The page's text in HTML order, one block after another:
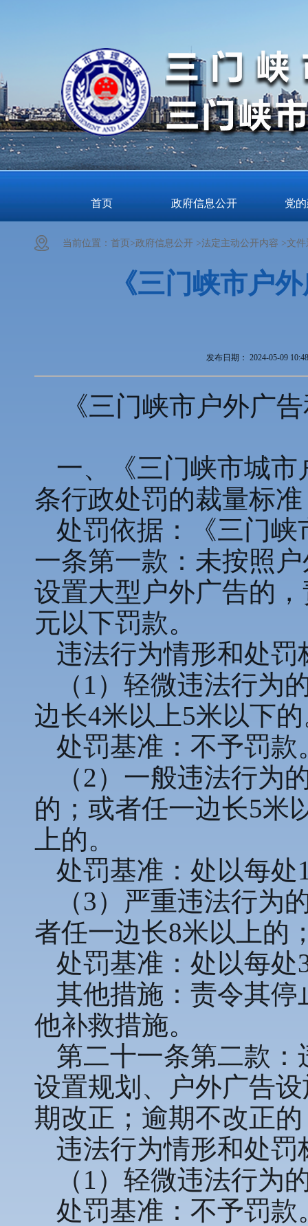
首页 政府信息公开 党
当前位置： 首页>政府信息公开 >法定主动公开内容 >文件
《三门峡市户
发布日期： 2024-05-09 10:48
《三门峡市户外广
一、《三门峡市城
条行政处罚的裁量标准
处罚依据：《三门
一条第一款：未按照
设置大型户外广告的
元以下罚款。
违法行为情形和处罚
（1）轻微违法行为
边长4米以上5米以下
处罚基准：不予罚款
（2）一般违法行为
的；或者任一边长5米
上的。
处罚基准：处以每处
（3）严重违法行为
者任一边长8米以上的
处罚基准：处以每处
其他措施：责令其
他补救措施。
第二十一条第二款
设置规划、户外广告
期改正；逾期不改正
违法行为情形和处罚
（1）轻微违法行为
处罚基准：不予罚款